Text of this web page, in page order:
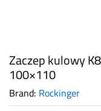
Zaczep kulowy
100×110
Brand: Rockinger